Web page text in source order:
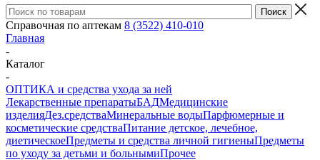
Справочная по аптекам 8 (3522) 410-010
Главная
-
Каталог
-
ОПТИКА и средства ухода за ней
Лекарственные препаратыБАДМедицинские
изделияДез.средстваМинеральные водыПарфюмерные и
косметические средстваПитание детское, лечебное,
диетическоеПредметы и средства личной гигиеныПредметы
по уходу за детьми и больнымиПрочее